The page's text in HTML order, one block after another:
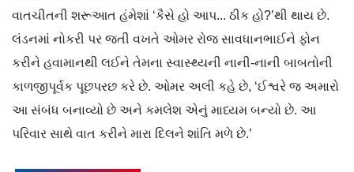
વાતચીતની શરૂઆત હંમેશાં ‘કૈસે હો આપ... ઠીક હો?’થી થાય છે.
લંડનમાં નોકરી પર જતી વખતે ઓમર રોજ સાવધાનભાઈને ફોન
કરીને હવામાનથી લઈને તેમના સ્વાસ્થ્યની નાની-નાની બાબતોની
કાળજીપૂર્વક પૂછપરછ કરે છે. ઓમર અલી કહે છે, ‘ઈશ્વરે જ અમારો
આ સંબંધ બનાવ્યો છે અને કમલેશ એનું માધ્યમ બન્યો છે. આ
પરિવાર સાથે વાત કરીને મારા દિલને શાંતિ મળે છે.’